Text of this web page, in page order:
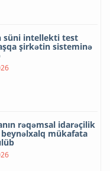
süni intellekti test
şirkətin sisteminə
rəqəmsal idarəçilik
mükafata